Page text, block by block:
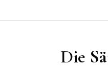
Die